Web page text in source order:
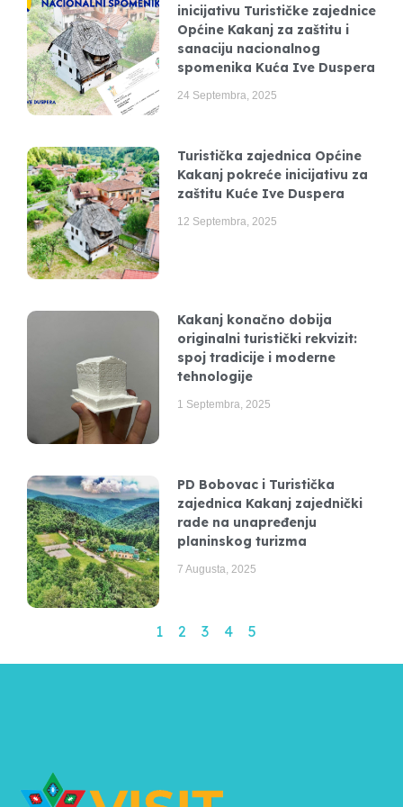
inicijativu Turističke zajednice
Općine Kakanj za zaštitu i
sanaciju nacionalnog
spomenika Kuća Ive Duspera
24 Septembra, 2025
Turistička zajednica Općine
Kakanj pokreće inicijativu za
zaštitu Kuće Ive Duspera
12 Septembra, 2025
Kakanj konačno dobija
originalni turistički rekvizit:
spoj tradicije i moderne
tehnologije
1 Septembra, 2025
PD Bobovac i Turistička
zajednica Kakanj zajednički
rade na unapređenju
planinskog turizma
7 Augusta, 2025
1 2 3 4 5